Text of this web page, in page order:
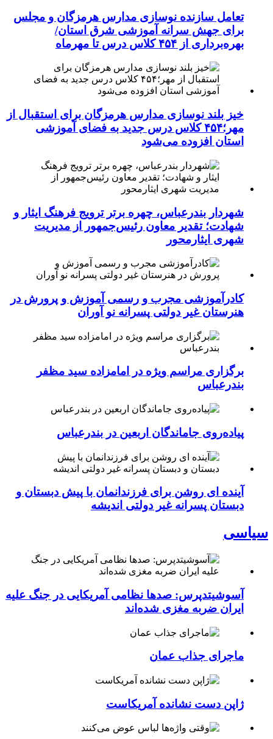
تعامل سازنده نوسازی مدارس هرمزگان و مجلس
برای جهش سرانه آموزشی شرق استان/
بهره‌برداری از ۴۵۴ کلاس درس تا مهرماه
خیز بلند نوسازی مدارس هرمزگان برای استقبال از
مهر؛۴۵۴ کلاس درس جدید به فضای آموزشی
استان افزوده می‌شود
شهردار بندرعباس، چهره برتر ترویج فرهنگ ایثار و
شهادت؛ تقدیر معاون رئیس‌جمهور از مدیریت
شهری ایثارمحور
کادرآموزشی مجرب و رسمی آموزش و پرورش در
هنرستان غیر دولتی پسرانه نو آوران
برگزاری مراسم ویژه در امامزاده سید مظفر
بندرعباس
پیاده‌روی جاماندگان اربعین در بندرعباس
آینده ای روشن برای فرزندانمان با پیش دبستان و
دبستان پسرانه غیر دولتی اندیشه
سیاسی
آسوشیتدپرس: صدها نظامی آمریکایی در جنگ علیه
ایران ضربه مغزی شده‌اند
ماجرای جذاب عمان
ژاپن دست نشانده آمریکاست